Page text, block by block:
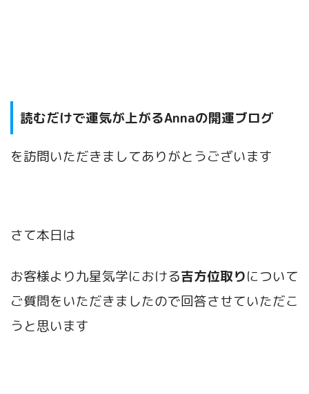
読むだけで運気が上がるAnnaの開運ブログ
を訪問いただきましてありがとうございます
さて本日は
お客様より九星気学における吉方位取りについて
ご質問をいただきましたので回答させていただこ
うと思います